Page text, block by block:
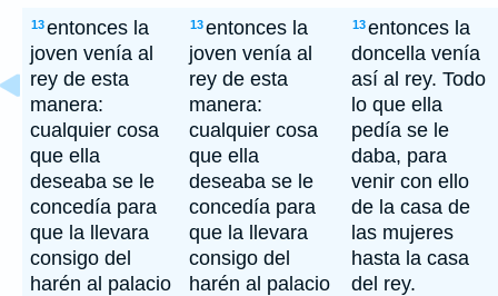
13entonces la
joven venía al
rey de esta
manera:
cualquier cosa
que ella
deseaba se le
concedía para
que la llevara
consigo del
harén al palacio
13entonces la
joven venía al
rey de esta
manera:
cualquier cosa
que ella
deseaba se le
concedía para
que la llevara
consigo del
harén al palacio
13entonces la
doncella venía
así al rey. Todo
lo que ella
pedía se le
daba, para
venir con ello
de la casa de
las mujeres
hasta la casa
del rey.